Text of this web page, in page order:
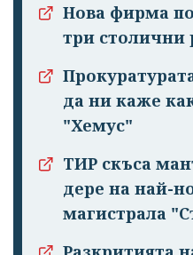
Нова фирма
три столични
да ни каже
"Хемус"
ТИР скъса
дере на най-
магистрала